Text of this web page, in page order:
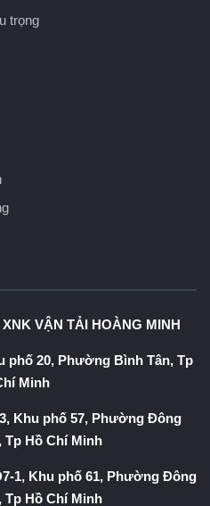
trọng
VẬN TẢI HOÀNG MINH
20, Phường Bình Tân, Tp
Minh
Khu phố 57, Phường Đông
Tp Hồ Chí Minh
1, Khu phố 61, Phường Đông
Tp Hồ Chí Minh